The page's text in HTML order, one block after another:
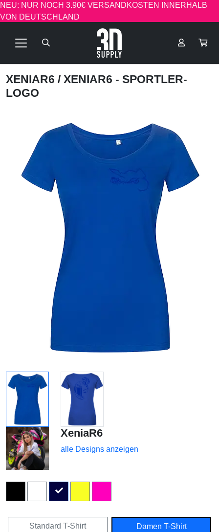
NEU: NUR NOCH 3.90€ VERSANDKOSTEN INNERHALB
VON DEUTSCHLAND
XENIAR6 / XENIAR6 - SPORTLER-
LOGO
XeniaR6
alle Designs anzeigen
Standard T-Shirt Damen T-Shirt